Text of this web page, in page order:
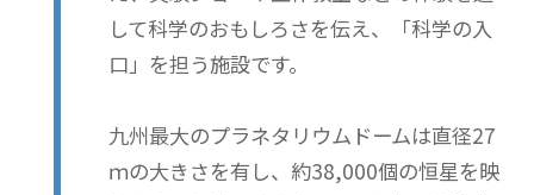
して科学のおもしろさを伝え、「科学の入
口」を担う施設です。
九州最大のプラネタリウムドームは直径27
ｍの大きさを有し、約38,000個の恒星を映